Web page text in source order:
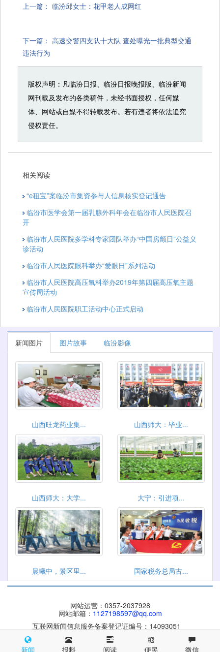
上一篇： 临汾邱女士：花甲老人成网红
下一篇： 高速交警四支队十大队 查处曝光一批典型交通
违法行为
版权声明：凡临汾日报、临汾日报晚报版、临汾新闻
网刊载及发布的各类稿件，未经书面授权，任何媒
体、网站或自媒不得转载发布。若有违者将依法追究
侵权责任。
相关阅读
“e租宝”案临汾市集资参与人信息核实登记通告
临汾市医学会第一届乳腺外科年会在临汾市人民医院召
开
临汾市人民医院多学科专家团队举办“中国房颤日”公益义
诊活动
临汾市人民医院眼科举办“爱眼日”系列活动
临汾市人民医院高压氧科举办2019年第四届高压氧主题
宣传周活动
临汾市人民医院职工活动中心正式启动
新闻图片 图片故事 临汾影像
山西旺龙药业集... 山西师大：毕业...
山西师大：大学... 大宁：引进项...
晨曦中，景区里... 国家税务总局古...
网站运营：0357-2037928
网站邮箱： 1127198597@qq.com
互联网新闻信息服务备案登记证编号：14093051
晋公网安备 14100002000116号
新闻 报料 阅读 便民 微信